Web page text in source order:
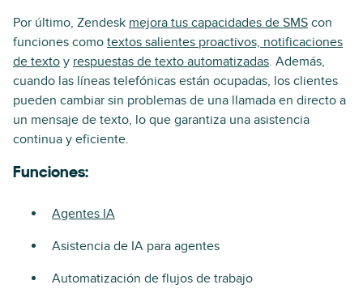
Por último, Zendesk mejora tus capacidades de SMS con
funciones como textos salientes proactivos, notificaciones
de texto y respuestas de texto automatizadas. Además,
cuando las líneas telefónicas están ocupadas, los clientes
pueden cambiar sin problemas de una llamada en directo a
un mensaje de texto, lo que garantiza una asistencia
continua y eficiente.
Funciones:
Agentes IA
Asistencia de IA para agentes
Automatización de flujos de trabajo